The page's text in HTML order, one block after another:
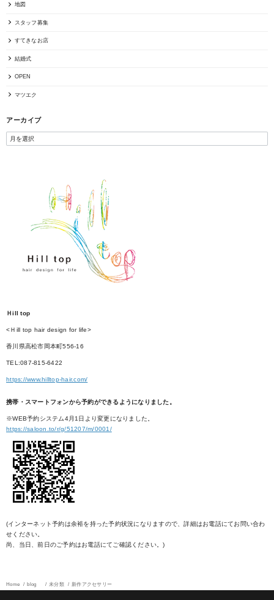
地図
スタッフ募集
すてきなお店
結婚式
OPEN
マツエク
アーカイブ
Ｈill top
<Ｈill top hair design for life>
香川県高松市岡本町556-16
TEL:087-815-6422
https://www.hilltop-hair.com/
携帯・スマートフォンから予約ができるようになりました。
※WEB予約システム4月1日より変更になりました。
https://saloon.to/r/g/51207/m/0001/
(インターネット予約は余裕を持った予約状況になりますので、詳細はお電話にてお問い合わ
せください。
尚、当日、前日のご予約はお電話にてご確認ください。)
Home blog 未分類 新作アクセサリー